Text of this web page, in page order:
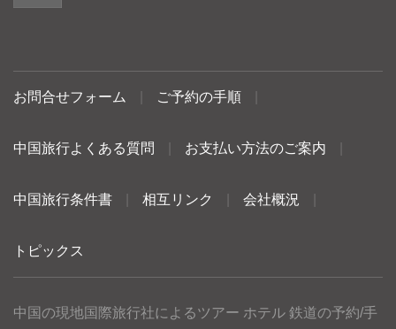
お問合せフォーム ご予約の手順
中国旅行よくある質問 お支払い方法のご案内
中国旅行条件書 相互リンク 会社概況
トピックス
中国の現地国際旅行社によるツアー ホテル 鉄道の予約/手